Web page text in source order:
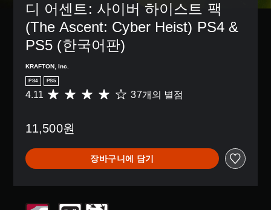
디 어센트: 사이버 하이스트 팩
(The Ascent: Cyber Heist) PS4 &
PS5 (한국어판)
KRAFTON, Inc.
PS4 PS5
총
별
으
로
부
개
4.11 37개의 별점
11,500원
장바구니에 담기